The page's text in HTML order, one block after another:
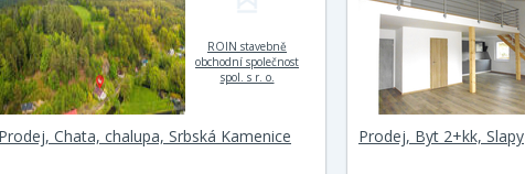
ROIN stavebně
obchodní společnost
spol. s r. o.
Prodej, Chata, chalupa, Srbská Kamenice Prodej, Byt 2+kk, Slapy